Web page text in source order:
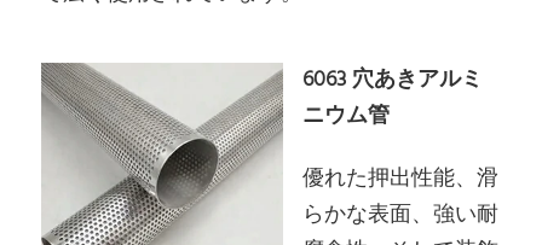
6063 穴あきアルミ
ニウム管
優れた押出性能、滑
らかな表面、強い耐